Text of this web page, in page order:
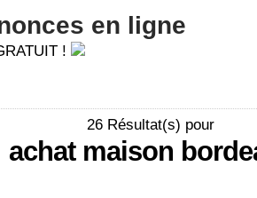
en ligne
!
26 Résultat(s) pour
achat maison